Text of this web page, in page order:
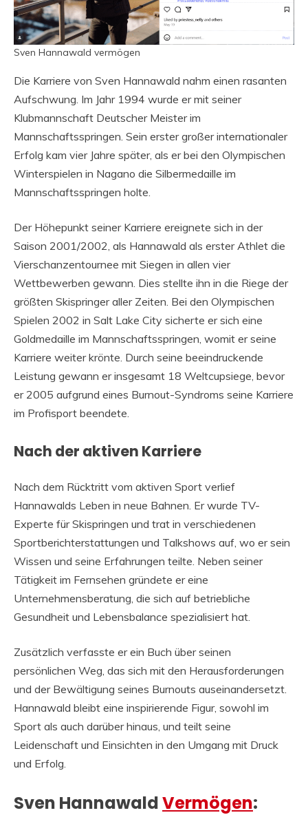
Sven Hannawald vermögen
Die Karriere von Sven Hannawald nahm einen rasanten
Aufschwung. Im Jahr 1994 wurde er mit seiner
Klubmannschaft Deutscher Meister im
Mannschaftsspringen. Sein erster großer internationaler
Erfolg kam vier Jahre später, als er bei den Olympischen
Winterspielen in Nagano die Silbermedaille im
Mannschaftsspringen holte.
Der Höhepunkt seiner Karriere ereignete sich in der
Saison 2001/2002, als Hannawald als erster Athlet die
Vierschanzentournee mit Siegen in allen vier
Wettbewerben gewann. Dies stellte ihn in die Riege der
größten Skispringer aller Zeiten. Bei den Olympischen
Spielen 2002 in Salt Lake City sicherte er sich eine
Goldmedaille im Mannschaftsspringen, womit er seine
Karriere weiter krönte. Durch seine beeindruckende
Leistung gewann er insgesamt 18 Weltcupsiege, bevor
er 2005 aufgrund eines Burnout-Syndroms seine Karriere
im Profisport beendete.
Nach der aktiven Karriere
Nach dem Rücktritt vom aktiven Sport verlief
Hannawalds Leben in neue Bahnen. Er wurde TV-
Experte für Skispringen und trat in verschiedenen
Sportberichterstattungen und Talkshows auf, wo er sein
Wissen und seine Erfahrungen teilte. Neben seiner
Tätigkeit im Fernsehen gründete er eine
Unternehmensberatung, die sich auf betriebliche
Gesundheit und Lebensbalance spezialisiert hat.
Zusätzlich verfasste er ein Buch über seinen
persönlichen Weg, das sich mit den Herausforderungen
und der Bewältigung seines Burnouts auseinandersetzt.
Hannawald bleibt eine inspirierende Figur, sowohl im
Sport als auch darüber hinaus, und teilt seine
Leidenschaft und Einsichten in den Umgang mit Druck
und Erfolg.
Sven HannawaldVermögen: